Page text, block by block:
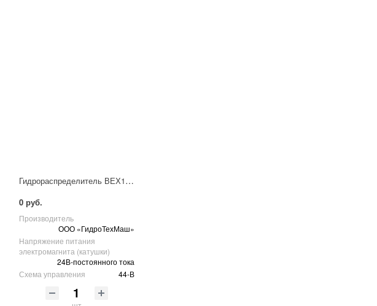
Гидрораспределитель ВЕХ16.44-В Г24 НМ УХЛ4
0 руб.
Производитель
ООО «ГидроТехМаш»
Напряжение питания
электромагнита (катушки)
24В-постоянного тока
Схема управления
44-В